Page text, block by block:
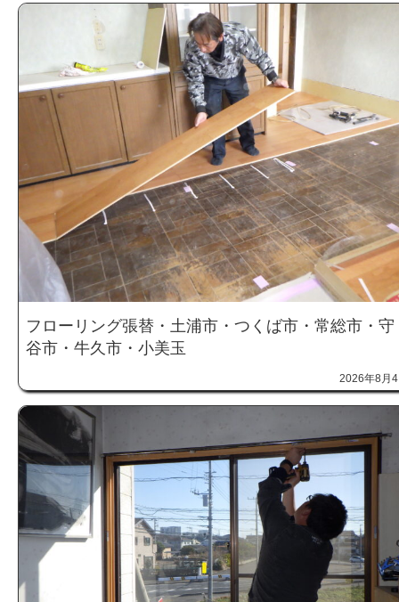
フローリング張替・土浦市・つくば市・常総市・守
谷市・牛久市・小美玉
2026年8月